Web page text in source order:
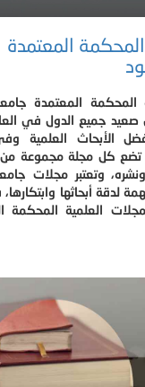
المعتمدة
المحكمة المعتمدة
جميع الدول في
الأبحاث العلمية
تضع كل مجلة مجموعة
وتعتبر مجلات
لدقة أبحاثها
العلمية المحكمة